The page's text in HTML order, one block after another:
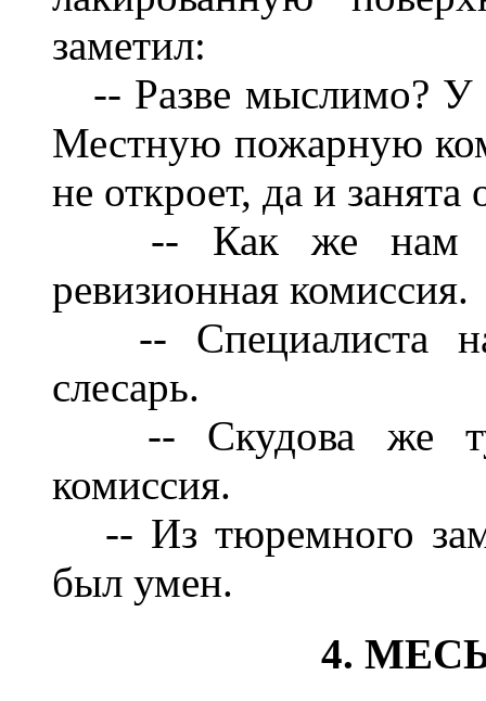
заметил:
-- Разве мыслимо? У
Местную пожарную
не откроет, да и
-- Как же нам
ревизионная комиссия.
-- Специалиста
слесарь.
-- Скудова же тут
комиссия.
-- Из тюремного
был умен.
4.